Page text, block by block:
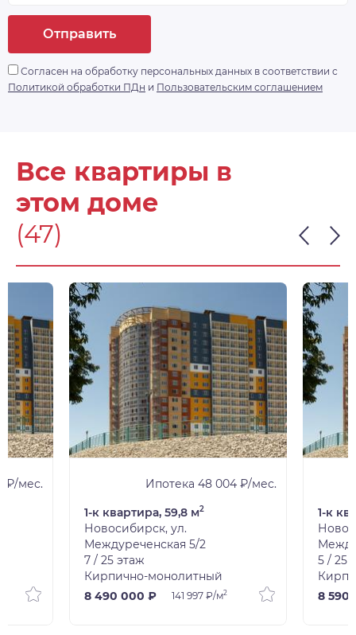
Отправить
Согласен на обработку персональных данных в соответствии с
Политикой обработки ПДн и Пользовательским соглашением
Все квартиры в
этом доме
(47)
₽/мес.
Ипотека 48 004 ₽/мес.
1-к квартира, 59,8 м2
Новосибирск, ул.
Междуреченская 5/2
7 / 25 этаж
Кирпично-монолитный
8 490 000 ₽
141 997 ₽/м2
1-к
5 / 25
8 590